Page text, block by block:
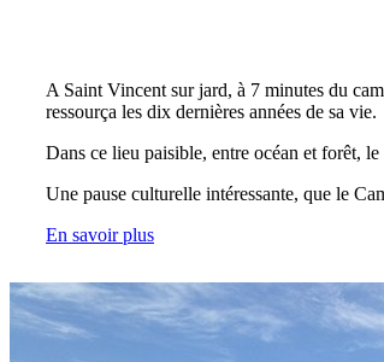
A Saint Vincent sur jard, à 7 minutes du
ressourça les dix dernières années de sa vie.
Dans ce lieu paisible, entre océan et forêt,
Une pause culturelle intéressante, que le
En savoir plus